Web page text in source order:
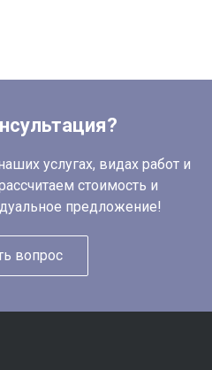
услугах, видах работ и
стоимость и
предложение!
вопрос